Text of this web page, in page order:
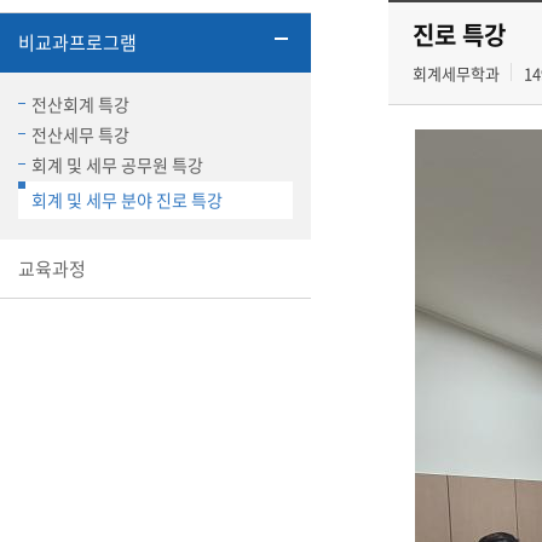
비교과프로그램
전산회계 특강
전산세무 특강
회계 및 세무 공무원 특강
회계 및 세무 분야 진로 특강
교육과정
진로 특강
회계세무학과